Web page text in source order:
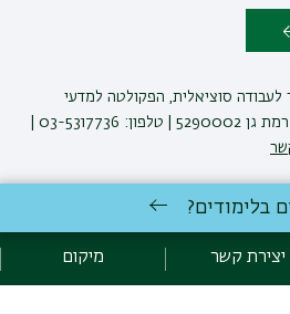
לעבודה סוציאלית, הפקולטה למדעי
בר-אילן
בלימודים?
יצירת קשר מיקום